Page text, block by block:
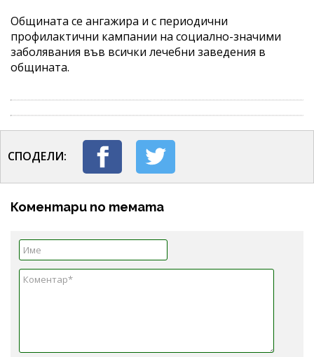
Общината се ангажира и с периодични
профилактични кампании на социално-значими
заболявания във всички лечебни заведения в
общината.
СПОДЕЛИ:
Коментари по темата